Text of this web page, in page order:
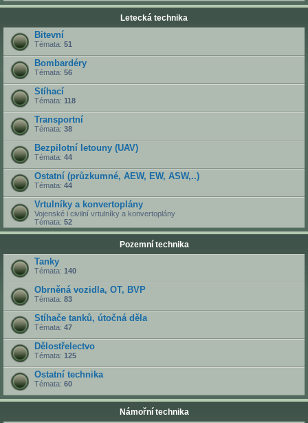
Letecká technika
Bitevní
Témata: 51
Bombardéry
Témata: 56
Stíhací
Témata: 118
Transportní
Témata: 38
Bezpilotní letouny (UAV)
Témata: 44
Ostatní (průzkumné, AEW, EW, ASW,..)
Témata: 44
Vrtulníky a konvertoplány
Vojenské i civilní vrtulníky a konvertoplány
Témata: 52
Pozemní technika
Tanky
Témata: 140
Obrněná vozidla, OT, BVP
Témata: 83
Stíhače tanků, útočná děla
Témata: 47
Dělostřelectvo
Témata: 125
Ostatní technika
Témata: 60
Námořní technika